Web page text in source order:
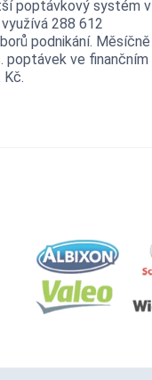
poptávkový systém v
288 612
podnikání. Měsíčně
poptávek ve finančním
Kč.